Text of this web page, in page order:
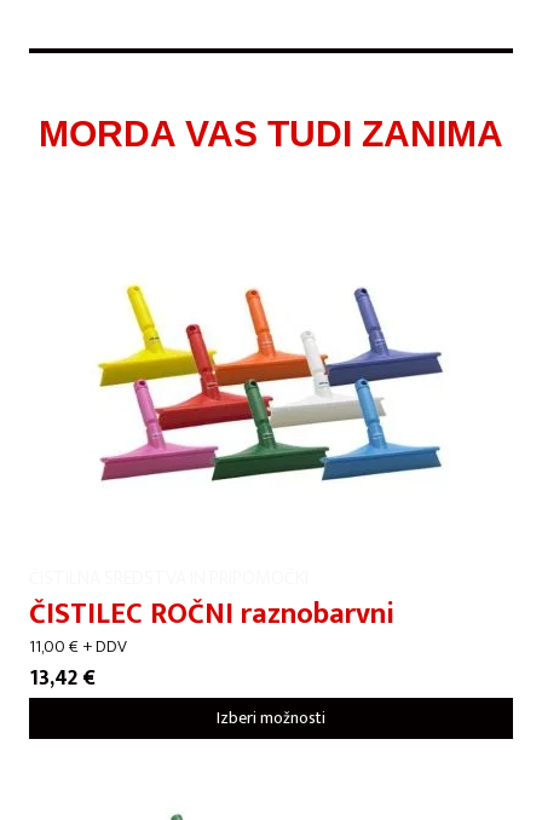
MORDA VAS TUDI ZANIMA
ČISTILEC ROČNI raznobarvni
11,00€+ DDV
13,42€
Izberi možnosti